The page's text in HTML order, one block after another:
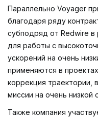
Параллельно Voyager
благодаря ряду
субподряд от Redwire в
для работы с
ускорений на очень
применяются в
коррекция траектории,
миссии на очень низкой
Также компания